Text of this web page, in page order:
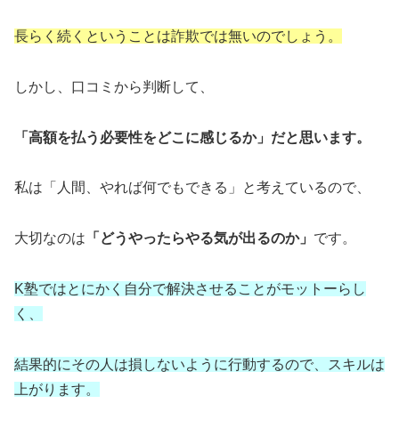
長らく続くということは詐欺では無いのでしょう。
しかし、口コミから判断して、
「高額を払う必要性をどこに感じるか」だと思います。
私は「人間、やれば何でもできる」と考えているので、
大切なのは 「どうやったらやる気が出るのか」 です。
K塾ではとにかく自分で解決させることがモットーらし
く、
結果的にその人は損しないように行動するので、スキルは
上がります。